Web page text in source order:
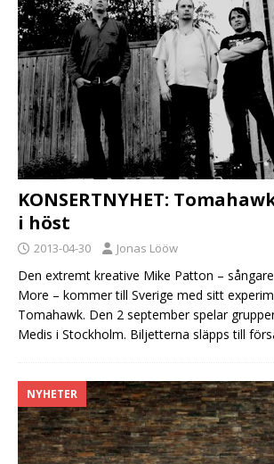
KONSERTNYHET:
i höst
2013-04-30 Jonas Lööw
Den extremt kreative Mike Patton –
More – kommer till Sverige med sitt
Tomahawk. Den 2 september spelar
Medis i Stockholm. Biljetterna släpps till
NYHETER